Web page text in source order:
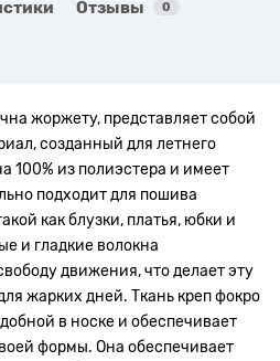
Отзывы 0
жоржету, представляет собой
созданный для летнего
100% из полиэстера и имеет
подходит для пошива
как блузки, платья, юбки и
и гладкие волокна
движения, что делает эту
жарких дней. Ткань креп фокро
в носке и обеспечивает
формы. Она обеспечивает